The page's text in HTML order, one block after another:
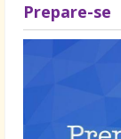
Prepare-se